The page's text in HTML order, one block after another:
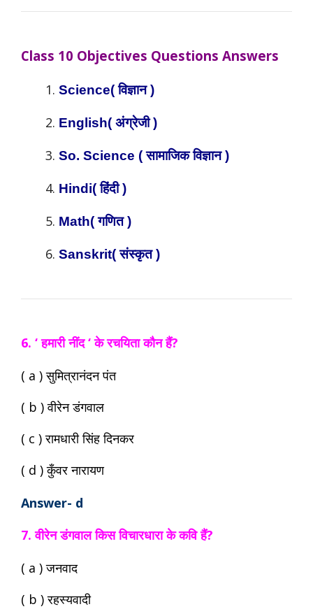
Class 10 Objectives Questions Answers
Science( विज्ञान )
English( अंग्रेजी )
So. Science ( सामाजिक विज्ञान )
Hindi( हिंदी )
Math( गणित )
Sanskrit( संस्कृत )
6. ‘ हमारी नींद ‘ के रचयिता कौन हैं?
( a ) सुमित्रानंदन पंत
( b ) वीरेन डंगवाल
( c ) रामधारी सिंह दिनकर
( d ) कुँवर नारायण
Answer- d
7. वीरेन डंगवाल किस विचारधारा के कवि हैं?
( a ) जनवाद
( b ) रहस्यवादी